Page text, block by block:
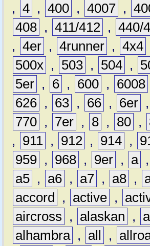
, 4 , 400 , 4007 ,
408 , 411/412 , 440/
, 4er , 4runner , 4x4
500x , 503 , 504 ,
5er , 6 , 600 , 6008
626 , 63 , 66 , 6er ,
770 , 7er , 8 , 80 ,
,
911 , 912 , 914 ,
959 , 968 , 9er , a ,
a5 , a6 , a7 , a8 ,
accord
, active ,
aircross
, alaskan ,
alhambra , all ,